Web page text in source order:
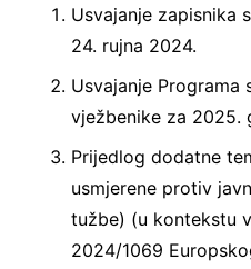
Usvajanje zapisnika
24. rujna 2024.
Usvajanje Programa
vježbenike za 2025.
Prijedlog dodatne
usmjerene protiv
tužbe) (u kontekstu
2024/1069